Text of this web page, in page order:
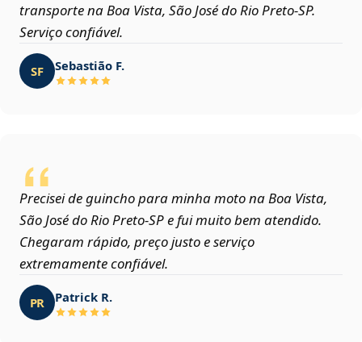
transporte na Boa Vista, São José do Rio Preto‑SP.
Serviço confiável.
SF Sebastião F.
Precisei de guincho para minha moto na Boa Vista,
São José do Rio Preto‑SP e fui muito bem atendido.
Chegaram rápido, preço justo e serviço
extremamente confiável.
PR Patrick R.